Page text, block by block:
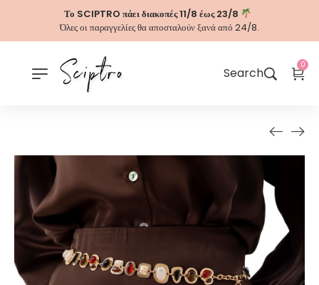
Το SCIPTRO πάει διακοπές 11/8 έως 23/8
Όλες οι παραγγελίες θα αποσταλούν ξανά από 24/8.
Search
0